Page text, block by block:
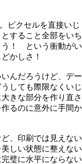
ピクセルを直接いじ
すること全部をいち
う！ という衝動がい
かしさ！
んだろうけど、デー
しても際限なくいじ
きな部分を作り直さ
るのに意外に手間か
、印刷では見えない
しい状態に整えない
璧に水平にならない